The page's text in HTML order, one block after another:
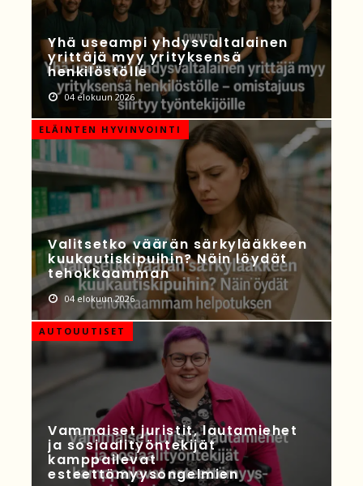
Yhä useampi yhdysvaltalainen
yrittäjä myy yrityksensä
henkilöstölle
04 elokuun 2026
ELÄINTEN HYVINVOINTI
Valitsetko väärän särkylääkkeen
kuukautiskipuihin? Näin löydät
tehokkaamman
04 elokuun 2026
AUTOUUTISET
Vammaiset juristit, lautamiehet
ja sosiaalityöntekijät
kamppailevat
esteettömyysongelmien